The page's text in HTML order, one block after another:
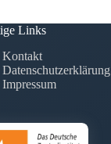
Links
Kontakt
Datenschutzerklärung
Impressum